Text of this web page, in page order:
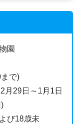
園
で)
月29日～1月1日
び18歳未